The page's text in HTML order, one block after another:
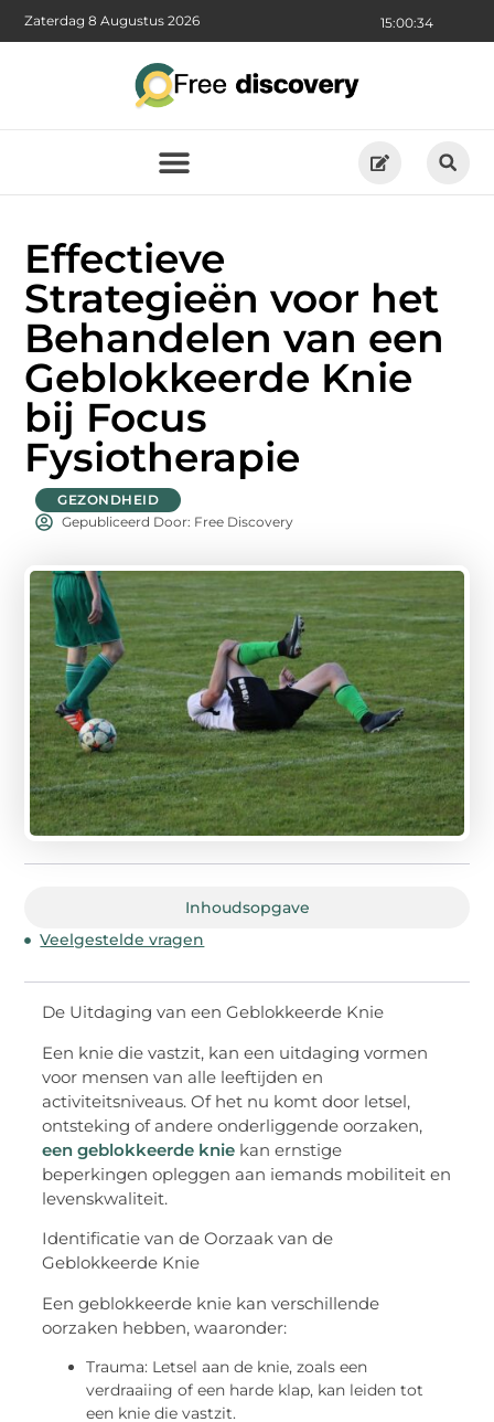
15:00:36
Zaterdag 8 Augustus 2026
Effectieve
Strategieën voor het
Behandelen van een
Geblokkeerde Knie
bij Focus
Fysiotherapie
GEZONDHEID
Gepubliceerd Door: Free Discovery
Inhoudsopgave
Veelgestelde vragen
De Uitdaging van een Geblokkeerde Knie
Een knie die vastzit, kan een uitdaging vormen
voor mensen van alle leeftijden en
activiteitsniveaus. Of het nu komt door letsel,
ontsteking of andere onderliggende oorzaken,
een geblokkeerde knie kan ernstige
beperkingen opleggen aan iemands mobiliteit en
levenskwaliteit.
Identificatie van de Oorzaak van de
Geblokkeerde Knie
Een geblokkeerde knie kan verschillende
oorzaken hebben, waaronder:
Trauma: Letsel aan de knie, zoals een
verdraaiing of een harde klap, kan leiden tot
een knie die vastzit.